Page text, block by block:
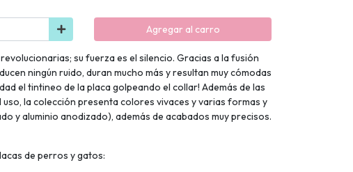
Agregar al carro
su fuerza es el silencio. Gracias a la fusión
ningún ruido, duran mucho más y resultan muy cómodas
el tintineo de la placa golpeando el collar! Además de las
uso, la colección presenta colores vivaces y varias formas y
y aluminio anodizado), además de acabados muy precisos.
de perros y gatos: